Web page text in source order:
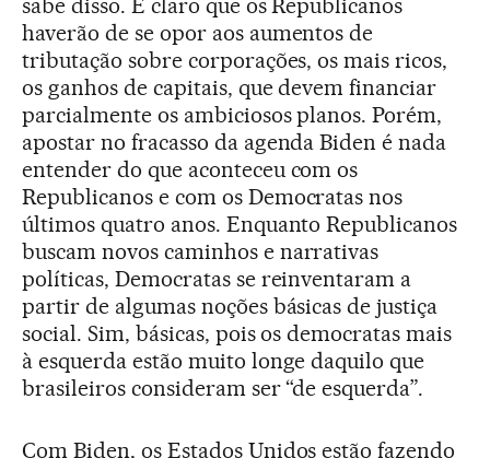
sabe disso. É claro que os Republicanos
haverão de se opor aos aumentos de
tributação sobre corporações, os mais ricos,
os ganhos de capitais, que devem financiar
parcialmente os ambiciosos planos. Porém,
apostar no fracasso da agenda Biden é nada
entender do que aconteceu com os
Republicanos e com os Democratas nos
últimos quatro anos. Enquanto Republicanos
buscam novos caminhos e narrativas
políticas, Democratas se reinventaram a
partir de algumas noções básicas de justiça
social. Sim, básicas, pois os democratas mais
à esquerda estão muito longe daquilo que
brasileiros consideram ser “de esquerda”.
Com Biden, os Estados Unidos estão fazendo